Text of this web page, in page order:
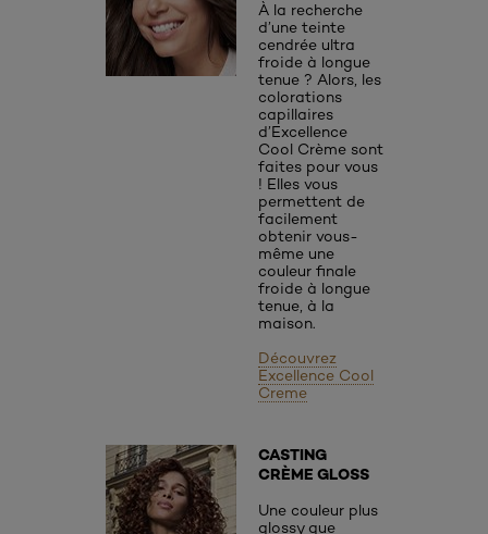
À la recherche
d’une teinte
cendrée ultra
froide à longue
tenue ? Alors, les
colorations
capillaires
d’Excellence
Cool Crème sont
faites pour vous
! Elles vous
permettent de
facilement
obtenir vous-
même une
couleur finale
froide à longue
tenue, à la
maison.
Découvrez
Excellence Cool
Creme
CASTING
CRÈME GLOSS
Une couleur plus
glossy que